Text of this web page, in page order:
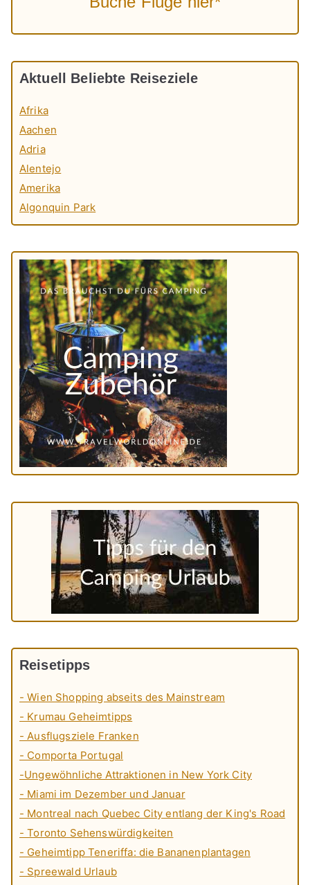
Aktuell Beliebte Reiseziele
Afrika
Aachen
Adria
Alentejo
Amerika
Algonquin Park
Reisetipps
- Wien Shopping abseits des Mainstream
- Krumau Geheimtipps
- Ausflugsziele Franken
- Comporta Portugal
-Ungewöhnliche Attraktionen in New York City
- Miami im Dezember und Januar
- Montreal nach Quebec City entlang der King's Road
- Toronto Sehenswürdigkeiten
- Geheimtipp Teneriffa: die Bananenplantagen
- Spreewald Urlaub